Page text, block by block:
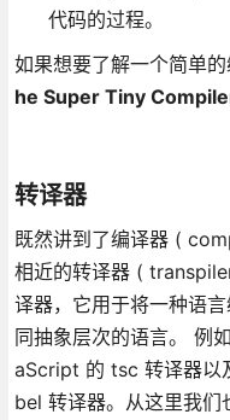
代码的过程。
如果想要了解一个简单
he Super Tiny
转译器
既然讲到了编译器 (
相近的转译器 (
译器，它用于将一种语
同抽象层次的语言。 例
aScript 的 tsc 转译器以
bel 转译器。从这里我们